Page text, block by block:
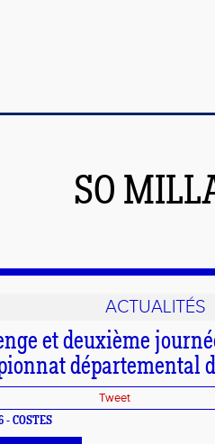
SO
ACTUALITÉS
et deuxième
départemental
Tweet
- COSTES